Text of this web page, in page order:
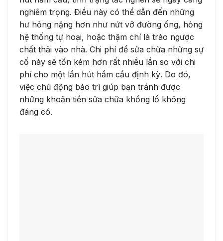
nghiêm trọng. Điều này có thể dẫn đến những
hư hỏng nặng hơn như nứt vỡ đường ống, hỏng
hệ thống tự hoại, hoặc thậm chí là trào ngược
chất thải vào nhà. Chi phí để sửa chữa những sự
cố này sẽ tốn kém hơn rất nhiều lần so với chi
phí cho một lần hút hầm cầu định kỳ. Do đó,
việc chủ động bảo trì giúp bạn tránh được
những khoản tiền sửa chữa khổng lồ không
đáng có.